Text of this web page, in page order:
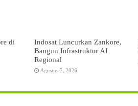
di
Indosat Luncurkan Zankore,
Bangun Infrastruktur AI
Regional
Agustus 7, 2026